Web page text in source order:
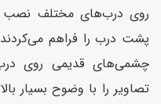
روی درب‌های مختلف نصب
پشت درب را فراهم
چشمی‌های قدیمی روی
تصاویر را با وضوح بسیار